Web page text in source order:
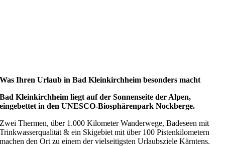
Was Ihren Urlaub in Bad Kleinkirchheim besonders macht
Bad Kleinkirchheim liegt auf der Sonnenseite der Alpen,
eingebettet in den UNESCO-Biosphärenpark Nockberge.
Zwei Thermen, über 1.000 Kilometer Wanderwege, Badeseen mit
Trinkwasserqualität & ein Skigebiet mit über 100 Pistenkilometern
machen den Ort zu einem der vielseitigsten Urlaubsziele Kärntens.